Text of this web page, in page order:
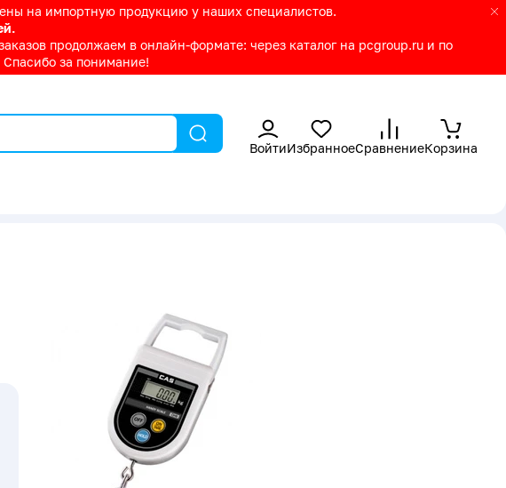
на импортную продукцию у наших специалистов.
продолжаем в онлайн-формате: через каталог на pcgroup.ru и по
за понимание!
ВойтиИзбранноеСравнениеКорзина